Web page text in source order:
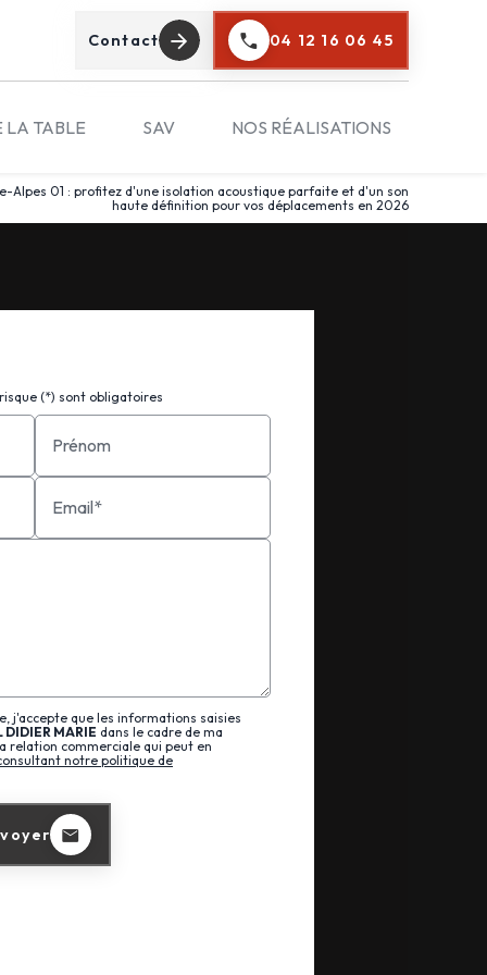
Contact 04 12 16 06 45
LA TABLE SAV NOS RÉALISATIONS
Alpes 01 : profitez d'une isolation acoustique parfaite et d'un son
haute définition pour vos déplacements en 2026
(*) sont obligatoires
Prénom
Email*
j'accepte que les informations saisies
DIDIER MARIE dans le cadre de ma
relation commerciale qui peut en
notre politique de